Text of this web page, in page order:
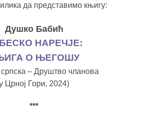
да представимо књигу:
Душко Бабић
НАРЕЧЈЕ:
О ЊЕГОШУ
– Друштво чланова
Црној Гори, 2024)
***